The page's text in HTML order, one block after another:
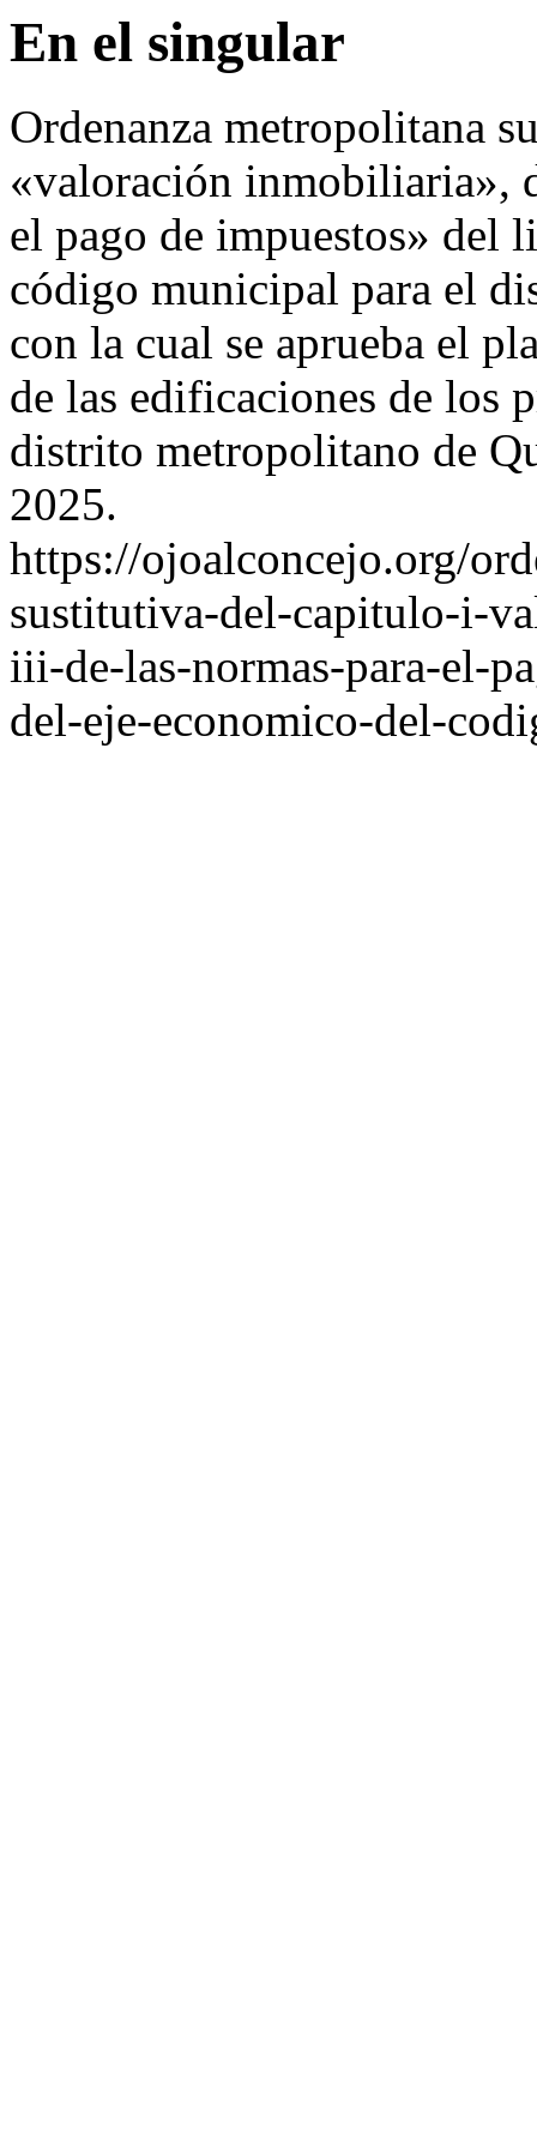
En el singular
Ordenanza metropolitana
«valoración inmobiliaria»,
el pago de impuestos» del
código municipal para el
con la cual se aprueba el
de las edificaciones de los
distrito metropolitano de
2025.
https://ojoalconcejo.org/
sustitutiva-del-capitulo-i-
iii-de-las-normas-para-el-
del-eje-economico-del-